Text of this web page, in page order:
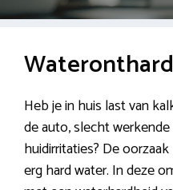
Heb je in huis last van
de auto, slecht
huidirritaties? De
erg hard water. In deze